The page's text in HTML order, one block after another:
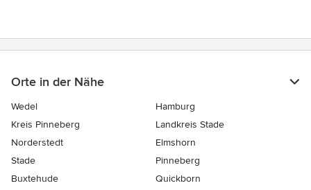
Orte in der Nähe
Wedel
Hamburg
Kreis Pinneberg
Landkreis Stade
Norderstedt
Elmshorn
Stade
Pinneberg
Buxtehude
Quickborn